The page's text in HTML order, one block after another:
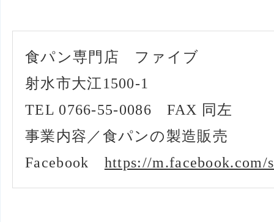
食パン専門店 ファイブ
射水市大江1500-1
TEL 0766-55-0086 FAX 同左
事業内容／食パンの製造販売
Facebook https://m.facebook.com/